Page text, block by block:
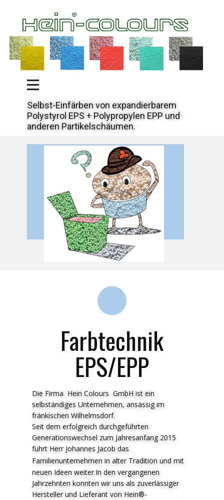
Selbst-Einfärben von expandierbarem
Polystyrol EPS + Polypropylen EPP und
anderen Partikelschäumen.
Farbtechnik
EPS/EPP
Die Firma Hein Colours GmbH ist ein
selbständiges Unternehmen, ansässig im
fränkischen Wilhelmsdorf.
Seit dem erfolgreich durchgeführten
Generationswechsel zum Jahresanfang 2015
führt Herr Johannes Jacob das
Familienunternehmen in alter Tradition und mit
neuen Ideen weiter.In den vergangenen
Jahrzehnten konnten wir uns als zuverlässiger
Hersteller und Lieferant von Hein®-